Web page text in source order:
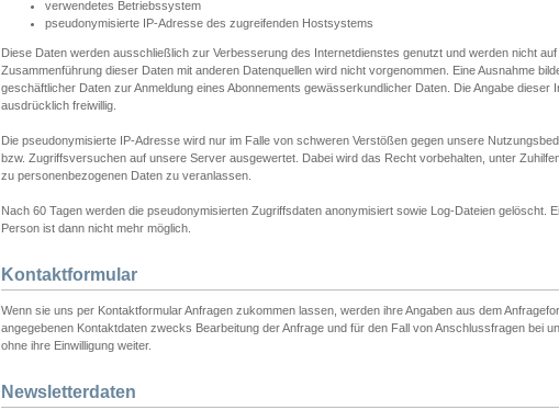
verwendetes Betriebssystem
pseudonymisierte IP-Adresse des zugreifenden Hostsystems
Diese Daten werden ausschließlich zur Verbesserung des Internetdienstes genutzt und werden nicht
Zusammenführung dieser Daten mit anderen Datenquellen wird nicht vorgenommen. Eine Ausnahme
geschäftlicher Daten zur Anmeldung eines Abonnements gewässerkundlicher Daten. Die Angabe dieser
ausdrücklich freiwillig.
Die pseudonymisierte IP-Adresse wird nur im Falle von schweren Verstößen gegen unsere
bzw. Zugriffsversuchen auf unsere Server ausgewertet. Dabei wird das Recht vorbehalten, unter
zu personenbezogenen Daten zu veranlassen.
Nach 60 Tagen werden die pseudonymisierten Zugriffsdaten anonymisiert sowie Log-Dateien gelöscht.
Person ist dann nicht mehr möglich.
Kontaktformular
Wenn sie uns per Kontaktformular Anfragen zukommen lassen, werden ihre Angaben aus dem
angegebenen Kontaktdaten zwecks Bearbeitung der Anfrage und für den Fall von Anschlussfragen bei
ohne ihre Einwilligung weiter.
Newsletterdaten